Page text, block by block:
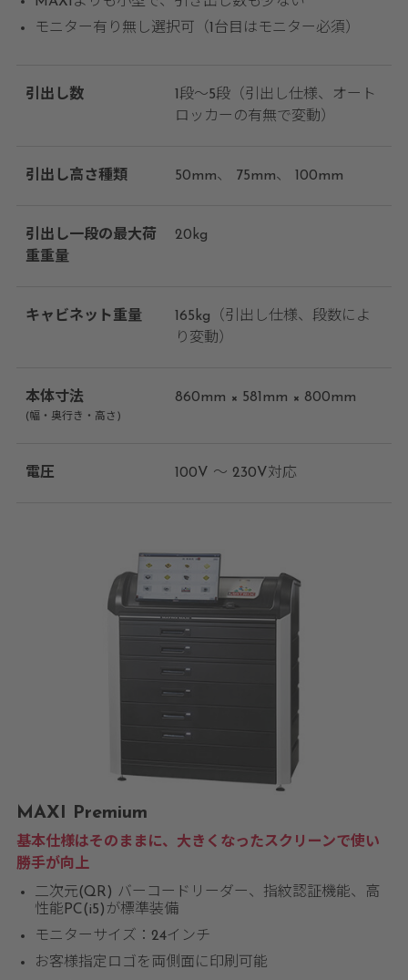
モニター有り無し選択可（1台目はモニター必須）
引出し数
1段～5段（引出し仕様、オート
ロッカーの有無で変動）
引出し高さ種類 50mm 75mm 100mm
引出し一段の最大荷
重重量
20kg
キャビネット重量
165kg（引出し仕様、段数によ
り変動）
本体寸法
(幅・奥行き・高さ)
860mm × 581mm × 800mm
電圧 100V ～ 230V対応
MAXI Premium
基本仕様はそのままに、大きくなったスクリーンで使い
勝手が向上
二次元(QR) バーコードリーダー、指紋認証機能、高
性能PC(i5)が標準装備
モニターサイズ：24インチ
お客様指定ロゴを両側面に印刷可能